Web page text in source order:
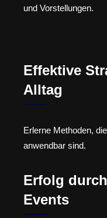
und Vorstellungen.
Effektive
Alltag
Erlerne Methoden,
anwendbar sind.
Erfolg
Events